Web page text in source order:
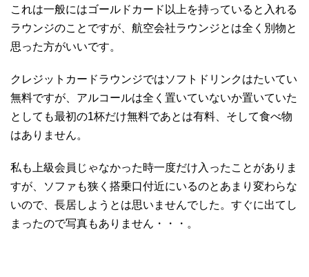
これは一般にはゴールドカード以上を持っていると入れる
ラウンジのことですが、航空会社ラウンジとは全く別物と
思った方がいいです。
クレジットカードラウンジではソフトドリンクはたいてい
無料ですが、アルコールは全く置いていないか置いていた
としても最初の1杯だけ無料であとは有料、そして食べ物
はありません。
私も上級会員じゃなかった時一度だけ入ったことがありま
すが、ソファも狭く搭乗口付近にいるのとあまり変わらな
いので、長居しようとは思いませんでした。すぐに出てし
まったので写真もありません・・・。